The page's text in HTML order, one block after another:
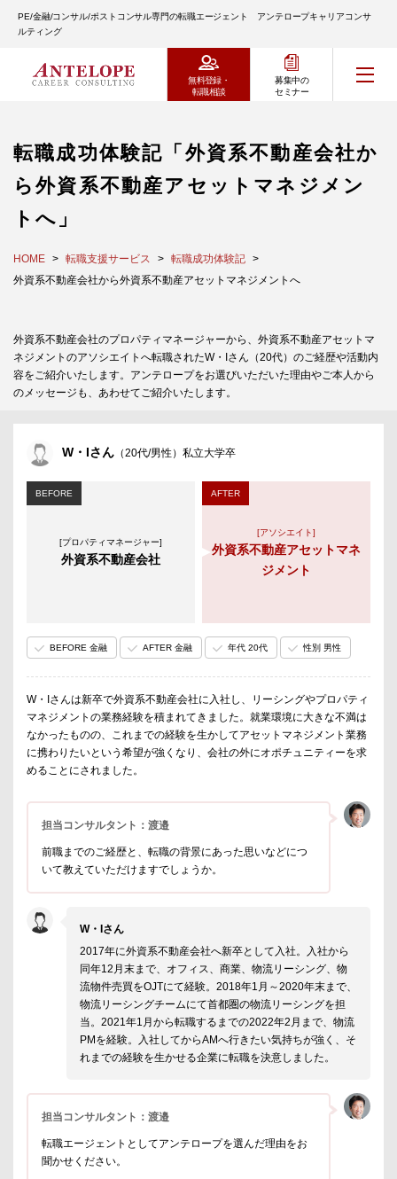
PE/金融/コンサル/ポストコンサル専門の転職エージェント アンテロープキャリアコンサ
ルティング
無料登録・
転職相談
募集中の
セミナー
転職成功体験記「外資系不動産会社か
ら外資系不動産アセットマネジメン
トへ」
HOME 転職支援サービス
転職成功体験記
外資系不動産会社から外資系不動産アセットマネジメントへ
外資系不動産会社のプロパティマネージャーから、外資系不動産アセットマ
ネジメントのアソシエイトへ転職されたW・Iさん（20代）のご経歴や活動内
容をご紹介いたします。アンテロープをお選びいただいた理由やご本人から
のメッセージも、あわせてご紹介いたします。
W・Iさん （20代/男性）私立大学卒
BEFORE
[プロパティマネージャー]
外資系不動産会社
AFTER
[アソシエイト]
外資系不動産アセットマネ
ジメント
BEFORE 金融 AFTER 金融 年代 20代 性別 男性
W・Iさんは新卒で外資系不動産会社に入社し、リーシングやプロパティ
マネジメントの業務経験を積まれてきました。就業環境に大きな不満は
なかったものの、これまでの経験を生かしてアセットマネジメント業務
に携わりたいという希望が強くなり、会社の外にオポチュニティーを求
めることにされました。
担当コンサルタント：渡邉
前職までのご経歴と、転職の背景にあった思いなどにつ
いて教えていただけますでしょうか。
W・Iさん
2017年に外資系不動産会社へ新卒として入社。入社から
同年12月末まで、オフィス、商業、物流リーシング、物
流物件売買をOJTにて経験。2018年1月～2020年末まで、
物流リーシングチームにて首都圏の物流リーシングを担
当。2021年1月から転職するまでの2022年2月まで、物流
PMを経験。入社してからAMへ行きたい気持ちが強く、そ
れまでの経験を生かせる企業に転職を決意しました。
担当コンサルタント：渡邉
転職エージェントとしてアンテロープを選んだ理由をお
聞かせください。